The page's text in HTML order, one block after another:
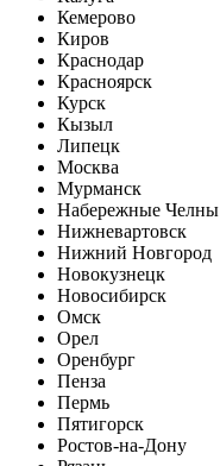
Кемерово
Киров
Краснодар
Красноярск
Курск
Кызыл
Липецк
Москва
Мурманск
Набережные Челны
Нижневартовск
Нижний Новгород
Новокузнецк
Новосибирск
Омск
Орел
Оренбург
Пенза
Пермь
Пятигорск
Ростов-на-Дону